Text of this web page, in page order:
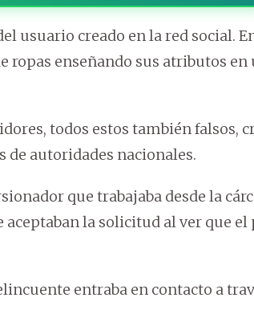
usuario creado en la red social.
ropas enseñando sus atributos en
todos estos también falsos,
de autoridades nacionales.
que trabajaba desde la
aceptaban la solicitud al ver que
entraba en contacto a